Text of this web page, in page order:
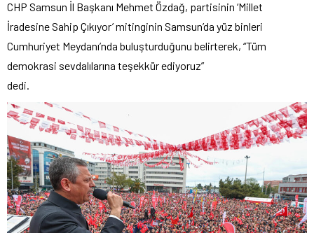
CHP Samsun İl Başkanı Mehmet Özdağ, partisinin ‘Millet
İradesine Sahip Çıkıyor’ mitinginin Samsun’da yüz binleri
Cumhuriyet Meydanı’nda buluşturduğunu belirterek, “Tüm
demokrasi sevdalılarına teşekkür ediyoruz”
dedi.